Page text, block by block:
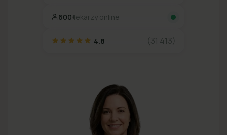
600+lekarzy online
4.8 (31 413)